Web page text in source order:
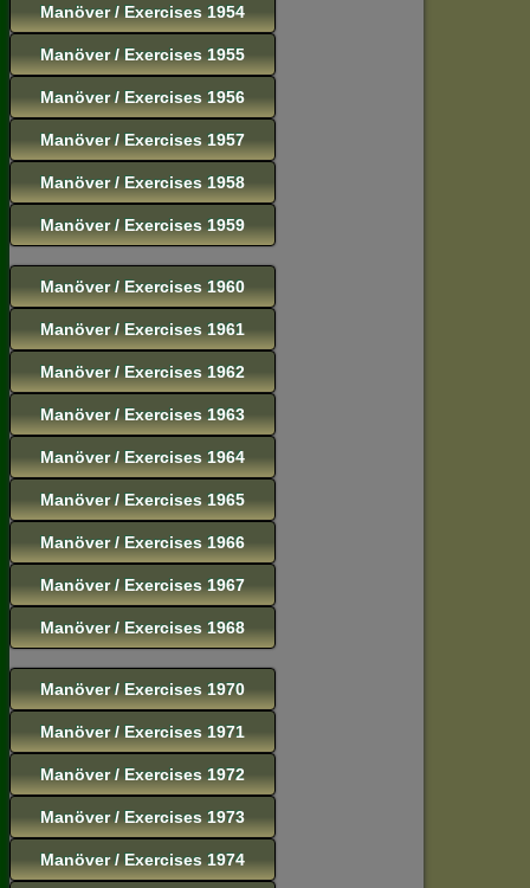
Manöver / Exercises 1954
Manöver / Exercises 1955
Manöver / Exercises 1956
Manöver / Exercises 1957
Manöver / Exercises 1958
Manöver / Exercises 1959
Manöver / Exercises 1960
Manöver / Exercises 1961
Manöver / Exercises 1962
Manöver / Exercises 1963
Manöver / Exercises 1964
Manöver / Exercises 1965
Manöver / Exercises 1966
Manöver / Exercises 1967
Manöver / Exercises 1968
Manöver / Exercises 1970
Manöver / Exercises 1971
Manöver / Exercises 1972
Manöver / Exercises 1973
Manöver / Exercises 1974